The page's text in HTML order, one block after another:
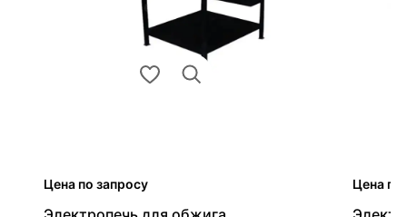
Цена по запросу Цена по